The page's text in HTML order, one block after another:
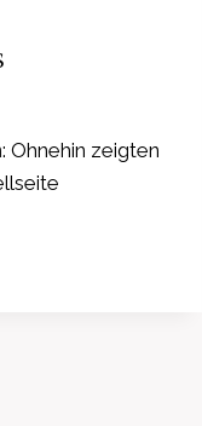
Ohnehin zeigten